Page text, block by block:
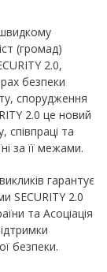
(громад)
2.0,
безпеки
спорудження
2.0 це новий
та
за її межами.
гарантує
SECURITY 2.0
та Асоціація
безпеки.